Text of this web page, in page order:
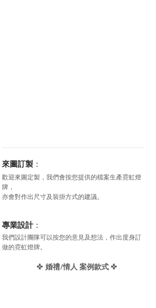
來圖訂製 ：
歡迎來圖定製，我們會按您提供的檔案生產霓虹燈
牌，
亦會對作出尺寸及裝掛方式的建議。
專業設計：
我們設計團隊可以按您的意見及想法，作出度身訂
做的霓虹燈牌。
✜ 婚禮/情人 案例款式 ✜